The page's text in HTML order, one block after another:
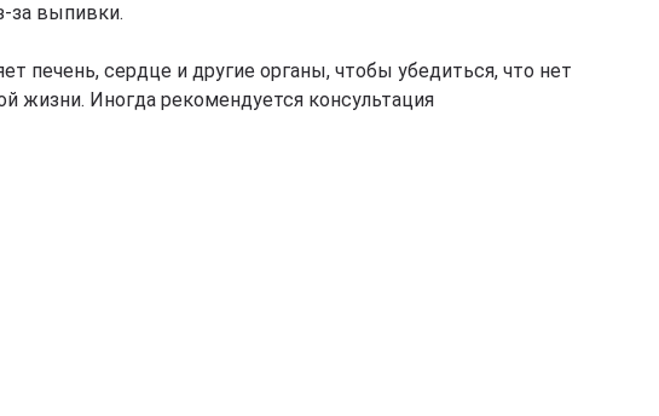
за выпивки.
печень, сердце и другие органы, чтобы убедиться, что нет
жизни. Иногда рекомендуется консультация